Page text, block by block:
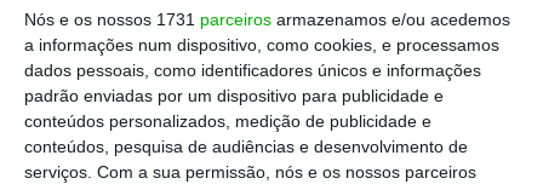
Nós e os nossos 1731 parceiros armazenamos e/ou acedemos
a informações num dispositivo, como cookies, e processamos
dados pessoais, como identificadores únicos e informações
padrão enviadas por um dispositivo para publicidade e
conteúdos personalizados, medição de publicidade e
conteúdos, pesquisa de audiências e desenvolvimento de
serviços. Com a sua permissão, nós e os nossos parceiros
“Para este aumento contribuiu
essencialmente o acréscimo dos títulos de
dívida, maioritariamente por via da emissão
de obrigações do Tesouro”, lê-se ainda no